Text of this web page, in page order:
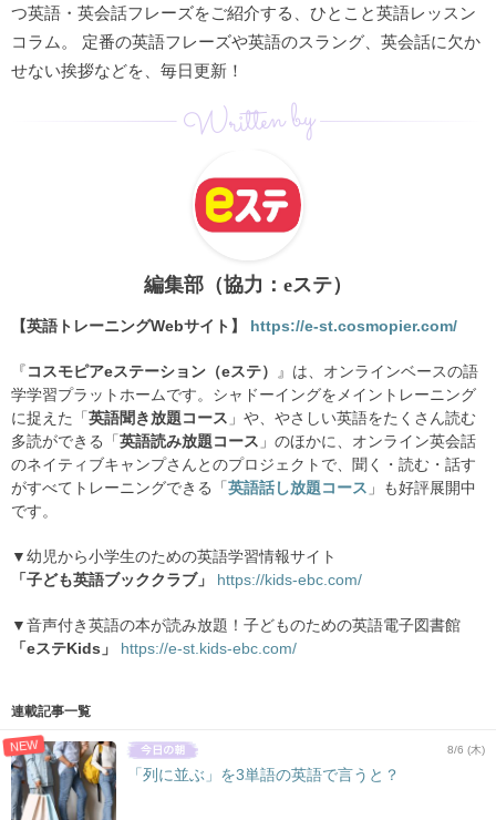
つ英語・英会話フレーズをご紹介する、ひとこと英語レッスン
コラム。 定番の英語フレーズや英語のスラング、英会話に欠か
せない挨拶などを、毎日更新！
Written by
編集部（協力：eステ）
【英語トレーニングWebサイト】 https://e-st.cosmopier.com/
『 コスモピアeステーション（eステ）
』は、オンラインベースの語
学学習プラットホームです。シャドーイングをメイントレーニング
に捉えた「 英語聞き放題コース 」や、やさしい英語をたくさん読む
多読ができる「 英語読み放題コース 」のほかに、オンライン英会話
のネイティブキャンプさんとのプロジェクトで、聞く・読む・話す
がすべてトレーニングできる「 英語話し放題コース 」も好評展開中
です。
▼幼児から小学生のための英語学習情報サイト
「子ども英語ブッククラブ」
https://kids-ebc.com/
▼音声付き英語の本が読み放題！子どものための英語電子図書館
「eステKids」
https://e-st.kids-ebc.com/
連載記事一覧
NEW 8/6 (木)
「列に並ぶ」を3単語の英語で言うと？